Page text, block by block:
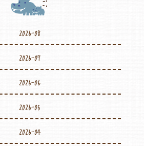
2026-08
2026-07
2026-06
2026-05
2026-04